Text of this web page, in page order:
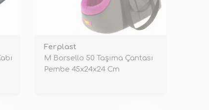
Ferplast
M Borsello 50 Taşıma Çantası
Pembe 45x24x24 Cm